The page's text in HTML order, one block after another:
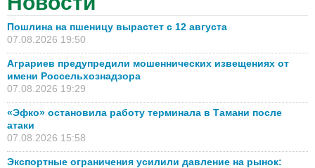
Пошлина на пшеницу вырастет с 12 августа
07.08.2026 19:50
Аграриев предупредили мошеннических извещениях от
имени Россельхознадзора
07.08.2026 19:29
«Эфко» остановила работу терминала в Тамани после
атаки
07.08.2026 15:58
Экспортные ограничения усилили давление на рынок: